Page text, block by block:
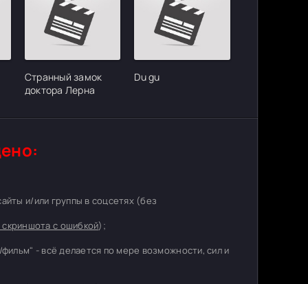
Странный замок
доктора Лерна
Du gu
и/или группы в соцсетях (без
с ошибкой);
- всё делается по мере возможности, сил и